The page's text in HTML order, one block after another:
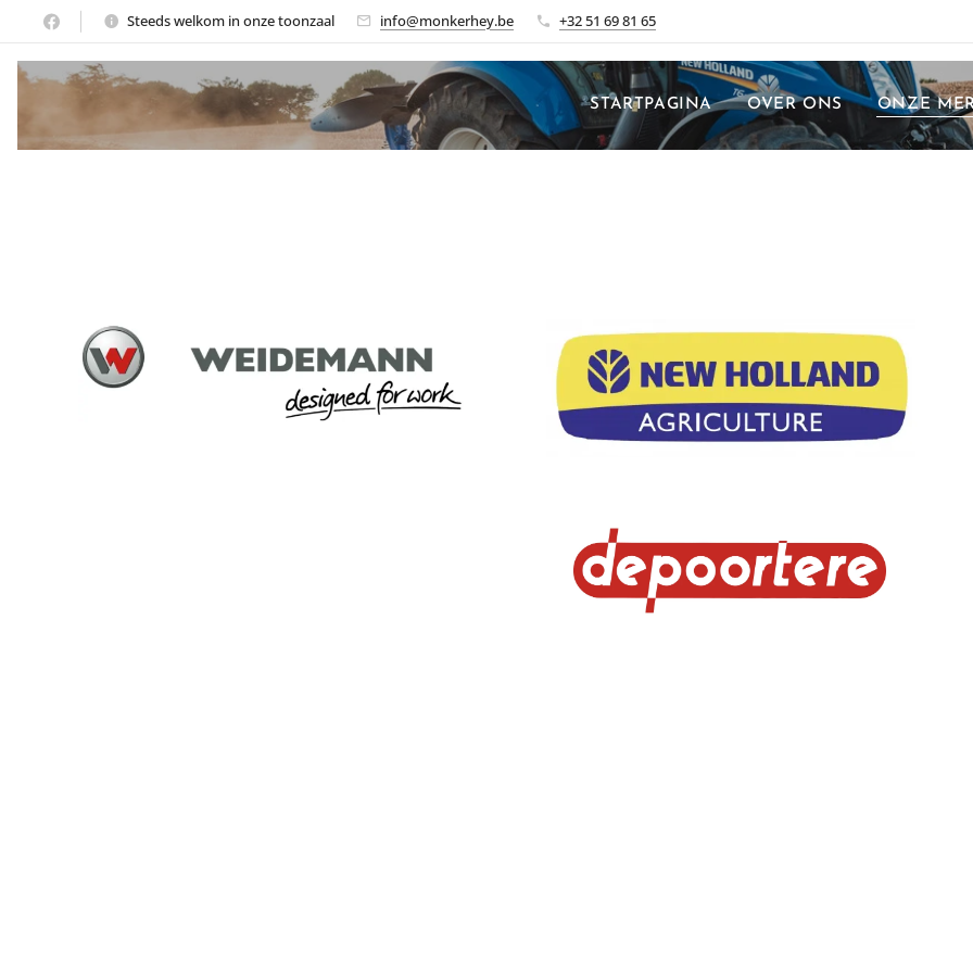
Steeds welkom in onze toonzaal info@monkerhey.be +32 51 69 81 65
STARTPAGINA OVER ONS ONZE